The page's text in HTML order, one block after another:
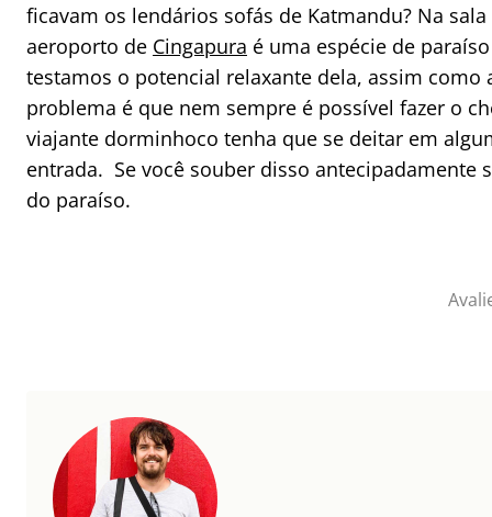
ficavam os lendários sofás de Katmandu? Na
aeroporto de Cingapura é uma espécie de
testamos o potencial relaxante dela, assim como
problema é que nem sempre é possível fazer o
viajante dorminhoco tenha que se deitar em
entrada. Se você souber disso
do paraíso.